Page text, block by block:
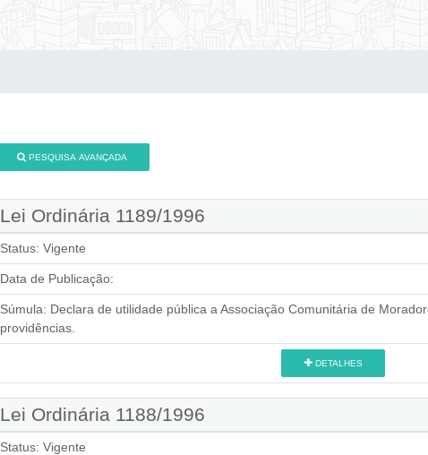
PESQUISA AVANÇADA
Lei Ordinária 1189/1996
Status: Vigente
Data de Publicação:
Súmula: Declara de utilidade pública a Associação Comunitária de
providências.
DETALHES
Lei Ordinária 1188/1996
Status: Vigente